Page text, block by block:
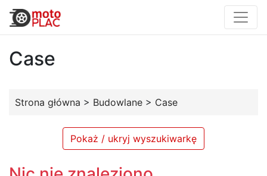
Case
Strona główna > Budowlane > Case
Pokaż / ukryj wyszukiwarkę